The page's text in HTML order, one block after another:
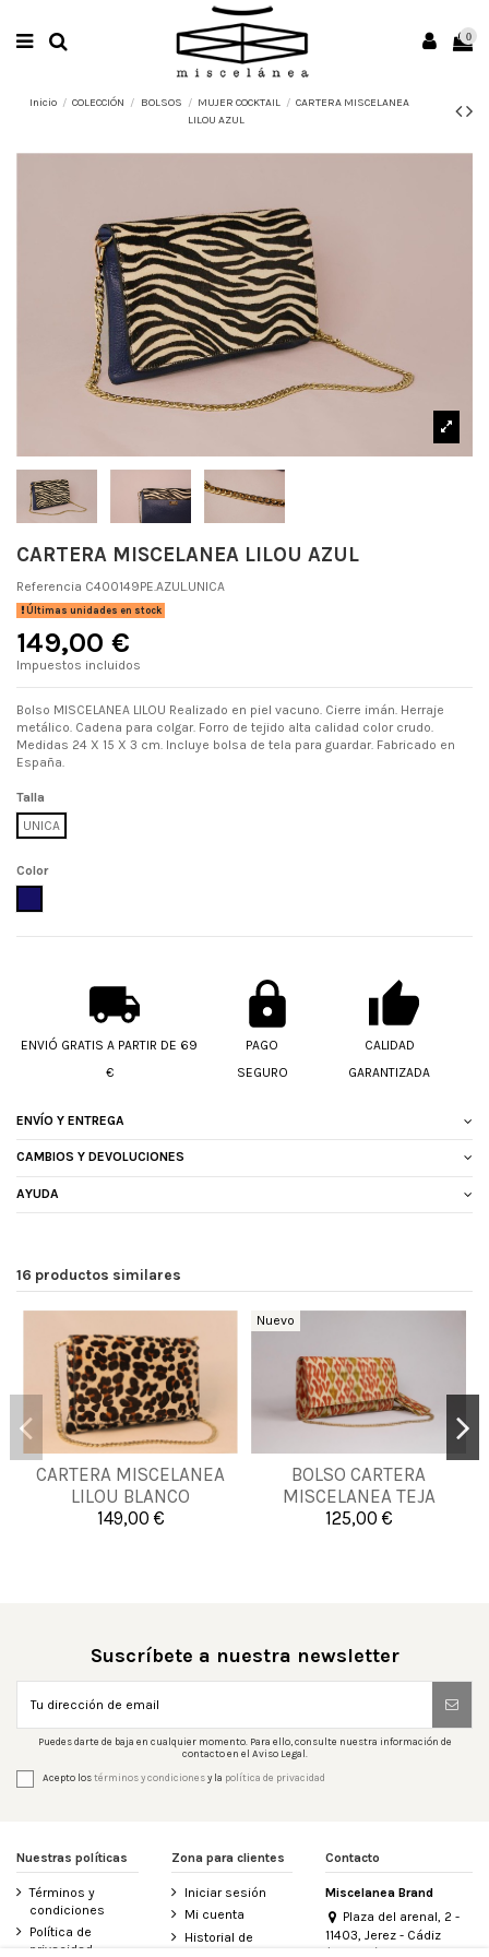
0
Inicio COLECCIÓN BOLSOS MUJER COCKTAIL
CARTERA MISCELANEA
LILOU AZUL
CARTERA MISCELANEA LILOU AZUL
Referencia C400149PE.AZUL.UNICA
Últimas unidades en stock
149,00 €
Impuestos incluidos
Bolso MISCELANEA LILOU Realizado en piel vacuno. Cierre imán. Herraje
metálico. Cadena para colgar. Forro de tejido alta calidad color crudo.
Medidas 24 X 15 X 3 cm. Incluye bolsa de tela para guardar. Fabricado en
España.
Talla
UNICA
Color
ENVIÓ GRATIS A PARTIR DE 69
€
PAGO
SEGURO
CALIDAD
GARANTIZADA
ENVÍO Y ENTREGA
CAMBIOS Y DEVOLUCIONES
AYUDA
16 productos similares
CARTERA MISCELANEA
LILOU BLANCO
149,00 €
UNICA
Añadir al carrito
Nuevo
BOLSO CARTERA
MISCELANEA TEJA
125,00 €
UNICA
Añadir al carrito
Suscríbete a nuestra newsletter
Puedes darte de baja en cualquier momento. Para ello, consulte nuestra información de
contacto en el Aviso Legal.
Acepto lostérminos y condicionesy la política de privacidad
Nuestras políticas
Términos y
condiciones
Política de
privacidad
Zona para clientes
Iniciar sesión
Mi cuenta
Historial de
Contacto
Miscelanea Brand
Plaza del arenal, 2 -
11403, Jerez - Cádiz
(España)